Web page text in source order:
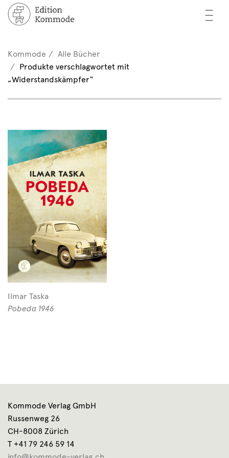
—
—
—
/ Registrieren
(0)
Kommode
Alle Bücher
Produkte verschlagwortet mit
„Widerstandskämpfer“
Ilmar Taska
Pobeda 1946
Kommode Verlag GmbH
Russenweg 26
CH-8008 Zürich
T +41 79 246 59 14